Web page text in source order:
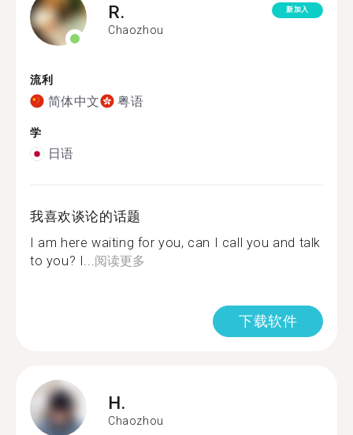
R.
Chaozhou
新加入
流利
简体中文 粤语
学
日语
我喜欢谈论的话题
I am here waiting for you, can I call you and talk
to you? I...阅读更多
下载软件
H.
Chaozhou